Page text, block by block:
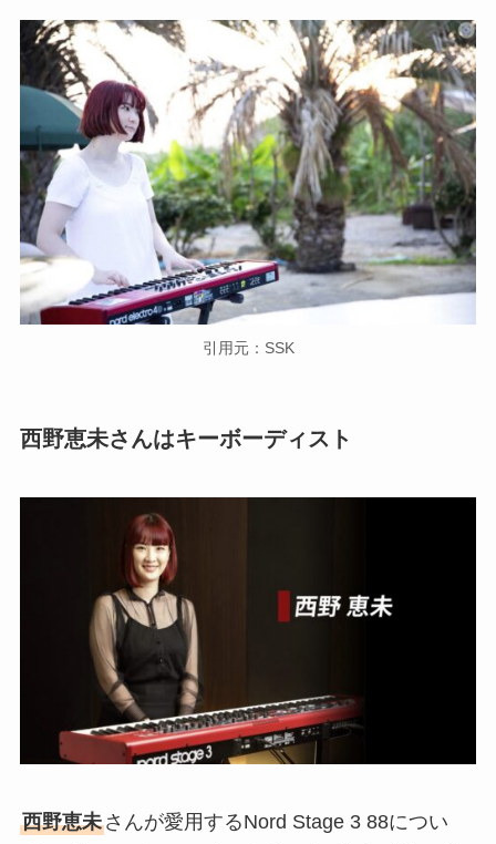
引用元：SSK
西野恵未さんはキーボーディスト
西野恵未さんが愛用するNord Stage 3 88につい